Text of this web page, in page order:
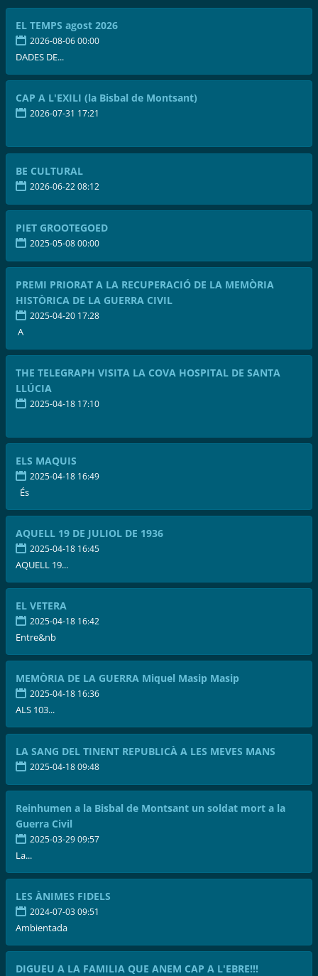
EL TEMPS agost 2026
2026-08-06 00:00
DADES DE...
CAP A L'EXILI (la Bisbal de Montsant)
2026-07-31 17:21
BE CULTURAL
2026-06-22 08:12
PIET GROOTEGOED
2025-05-08 00:00
PREMI PRIORAT A LA RECUPERACIÓ DE LA MEMÒRIA
HISTÒRICA DE LA GUERRA CIVIL
2025-04-20 17:28
A
THE TELEGRAPH VISITA LA COVA HOSPITAL DE SANTA
LLÚCIA
2025-04-18 17:10
ELS MAQUIS
2025-04-18 16:49
És
AQUELL 19 DE JULIOL DE 1936
2025-04-18 16:45
AQUELL 19...
EL VETERA
2025-04-18 16:42
Entre&nb
MEMÒRIA DE LA GUERRA Miquel Masip Masip
2025-04-18 16:36
ALS 103...
LA SANG DEL TINENT REPUBLICÀ A LES MEVES MANS
2025-04-18 09:48
Reinhumen a la Bisbal de Montsant un soldat mort a la
Guerra Civil
2025-03-29 09:57
La...
LES ÀNIMES FIDELS
2024-07-03 09:51
Ambientada
DIGUEU A LA FAMILIA QUE ANEM CAP A L'EBRE!!!